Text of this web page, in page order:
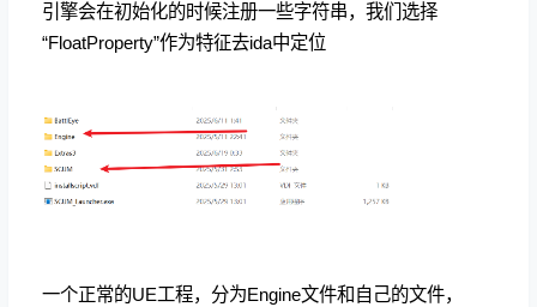
引擎会在初始化的时候注册一些字符串，我们选择
“FloatProperty”作为特征去ida中定位
一个正常的UE工程，分为Engine文件和自己的文件，